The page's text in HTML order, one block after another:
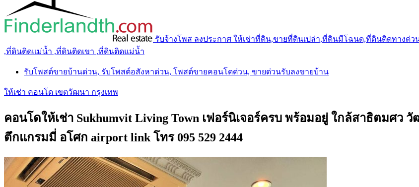
รับจ้างโพส ลงประกาศ ให้เช่าที่ดิน,ขายที่ดินเปล่า,ที่ดินมีโฉนด,ที่ดินติดทางด่
,ที่ดินติดแม่น้ำ ,ที่ดินติดเขา ,ที่ดินติดแม่น้ำ
รับโพสต์ขายบ้านด่วน, รับโพสต์อสังหาด่วน, โพสต์ขายคอนโดด่วน, ขายด่วนรับลงขายบ้าน
ให้เช่า คอนโด เขตวัฒนา กรุงเทพ
คอนโดให้เช่า Sukhumvit Living Town เฟอร์นิเจอร์ครบ พร้อมอยู่ ใกล้สาธิตมศ
ตึกแกรมมี่ อโศก airport link โทร 095 529 2444